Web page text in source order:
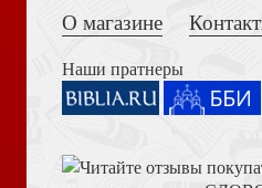
Встреча (Синопсис,
О магазине
Наши пратнеры